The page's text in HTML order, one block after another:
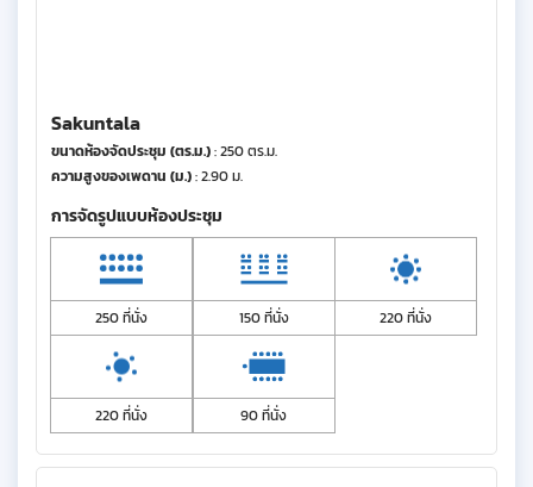
Sakuntala
ขนาดห้องจัดประชุม (ตร.ม.): 250 ตร.ม.
ความสูงของเพดาน (ม.): 2.90 ม.
การจัดรูปแบบห้องประชุม
250 ที่นั่ง 150 ที่นั่ง 220 ที่นั่ง
220 ที่นั่ง 90 ที่นั่ง